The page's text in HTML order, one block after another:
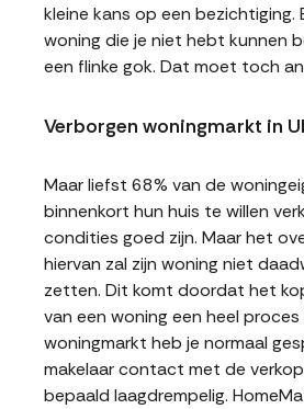
kleine kans op een bezichtiging.
woning die je niet hebt kunnen
een flinke gok. Dat moet toch
Verborgen woningmarkt in
Maar liefst 68% van de
binnenkort hun huis te willen
condities goed zijn. Maar het
hiervan zal zijn woning niet
zetten. Dit komt doordat het
van een woning een heel proces
woningmarkt heb je normaal
makelaar contact met de
bepaald laagdrempelig.